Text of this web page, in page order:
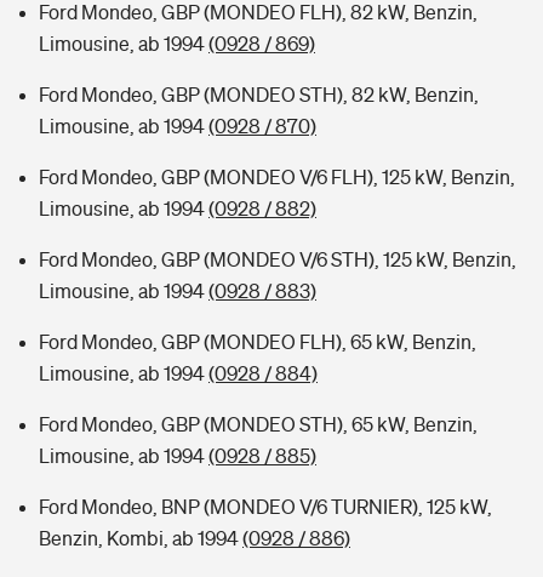
Ford Mondeo, GBP (MONDEO FLH), 82 kW, Benzin,
Limousine, ab 1994(0928 / 869)
Ford Mondeo, GBP (MONDEO STH), 82 kW, Benzin,
Limousine, ab 1994(0928 / 870)
Ford Mondeo, GBP (MONDEO V/6 FLH), 125 kW, Benzin,
Limousine, ab 1994(0928 / 882)
Ford Mondeo, GBP (MONDEO V/6 STH), 125 kW, Benzin,
Limousine, ab 1994(0928 / 883)
Ford Mondeo, GBP (MONDEO FLH), 65 kW, Benzin,
Limousine, ab 1994(0928 / 884)
Ford Mondeo, GBP (MONDEO STH), 65 kW, Benzin,
Limousine, ab 1994(0928 / 885)
Ford Mondeo, BNP (MONDEO V/6 TURNIER), 125 kW,
Benzin, Kombi, ab 1994(0928 / 886)